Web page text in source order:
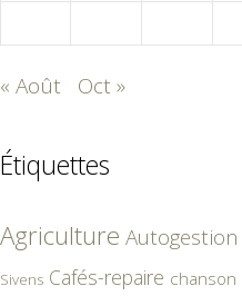
« Août Oct »
Étiquettes
Agriculture Autogestion
Sivens Cafés-repaire chanson